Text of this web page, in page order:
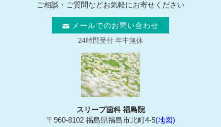
ご相談・ご質問などお気軽にお寄せください
メールでのお問い合わせ
24時間受付 年中無休
スリープ歯科 福島院
〒960-8102 福島県福島市北町4-5(地図)